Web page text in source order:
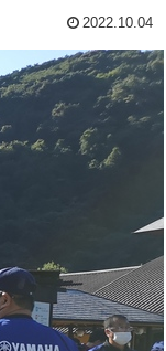
2022.10.04